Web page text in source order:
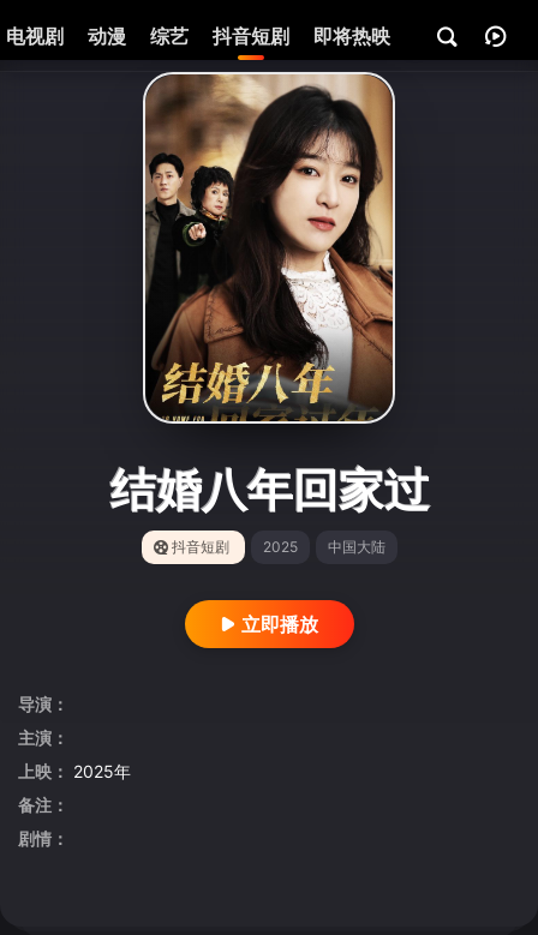
电视剧 动漫 综艺 抖音短剧 即将热映 资讯
结婚八年回家过
抖音短剧 2025 中国大陆
立即播放
导演：
主演：
上映： 2025年
备注：
剧情：